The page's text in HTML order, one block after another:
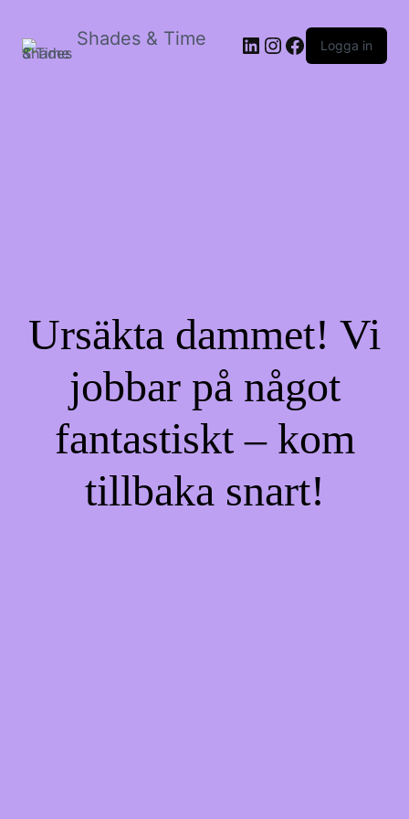
Shades & Time LinkedIn
Instagram
Facebook
Logga in
Ursäkta dammet! Vi
jobbar på något
fantastiskt – kom
tillbaka snart!